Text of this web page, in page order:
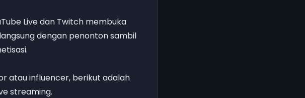
Live dan Twitch membuka
dengan penonton sambil
atau influencer, berikut adalah
streaming.